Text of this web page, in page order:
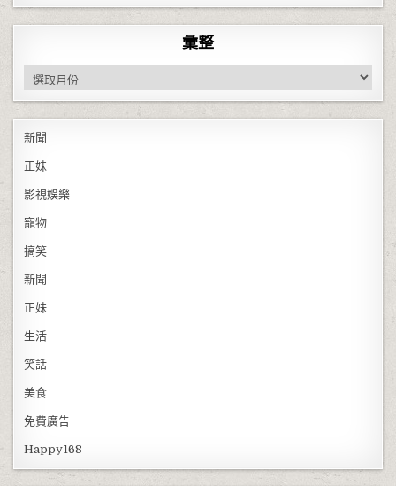
彙整
彙整
新聞
正妹
影視娛樂
寵物
搞笑
新聞
正妹
生活
笑話
美食
免費廣告
Happy168